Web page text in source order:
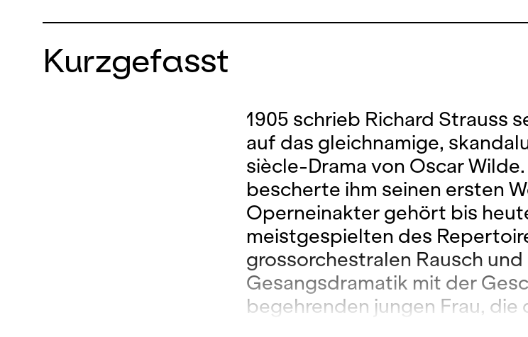
Kurzgefasst
1905 schrieb Richard Strauss
auf das gleichnamige,
siècle-Drama von Oscar
bescherte ihm seinen ersten
Operneinakter gehört bis
meistgespielten des
grossorchestralen Rausch
Gesangsdramatik mit der
begehrenden jungen Frau, die